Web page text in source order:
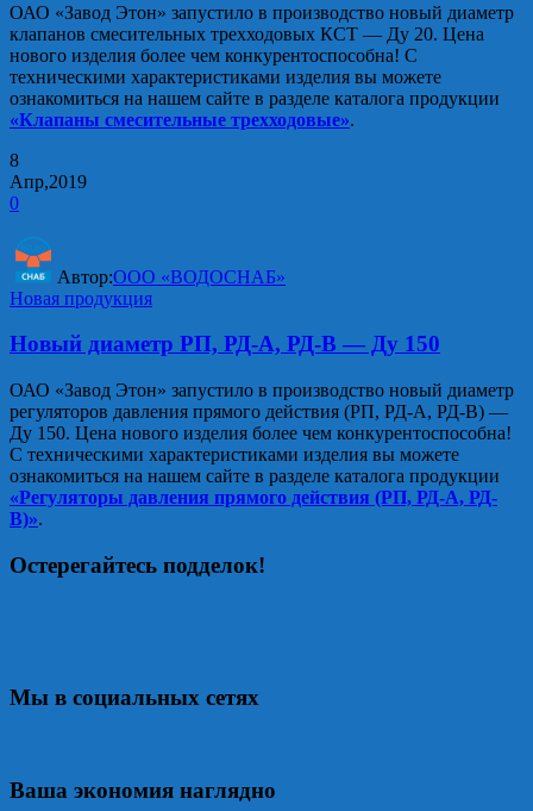
ОАО «Завод Этон» запустило в производство новый диаметр
клапанов смесительных трехходовых КСТ — Ду 20. Цена
нового изделия более чем конкурентоспособна! С
техническими характеристиками изделия вы можете
ознакомиться на нашем сайте в разделе каталога продукции
«Клапаны смесительные трехходовые».
8
Апр,2019
0
Автор:ООО «ВОДОСНАБ»
Новая продукция
Новый диаметр РП, РД-А, РД-В — Ду 150
ОАО «Завод Этон» запустило в производство новый диаметр
регуляторов давления прямого действия (РП, РД-А, РД-В) —
Ду 150. Цена нового изделия более чем конкурентоспособна!
С техническими характеристиками изделия вы можете
ознакомиться на нашем сайте в разделе каталога продукции
«Регуляторы давления прямого действия (РП, РД-А, РД-
В)».
Остерегайтесь подделок!
Мы в социальных сетях
Ваша экономия наглядно